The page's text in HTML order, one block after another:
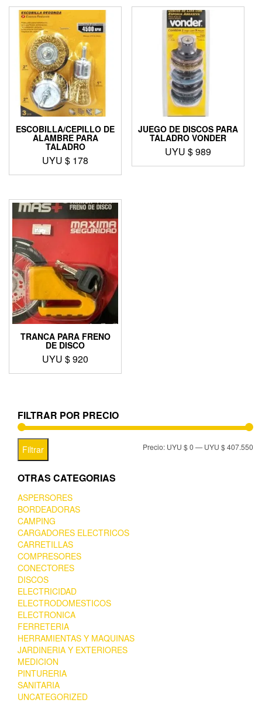
ESCOBILLA/CEPILLO DE
ALAMBRE PARA
TALADRO
UYU $ 178
JUEGO DE DISCOS PARA
TALADRO VONDER
UYU $989
TRANCA PARA FRENO
DE DISCO
UYU $920
FILTRAR POR PRECIO
Filtrar Precio: UYU $ 0—UYU $ 407.550
OTRAS CATEGORIAS
ASPERSORES
BORDEADORAS
CAMPING
CARGADORES ELECTRICOS
CARRETILLAS
COMPRESORES
CONECTORES
DISCOS
ELECTRICIDAD
ELECTRODOMESTICOS
ELECTRONICA
FERRETERIA
HERRAMIENTAS Y MAQUINAS
JARDINERIA Y EXTERIORES
MEDICION
PINTURERIA
SANITARIA
UNCATEGORIZED